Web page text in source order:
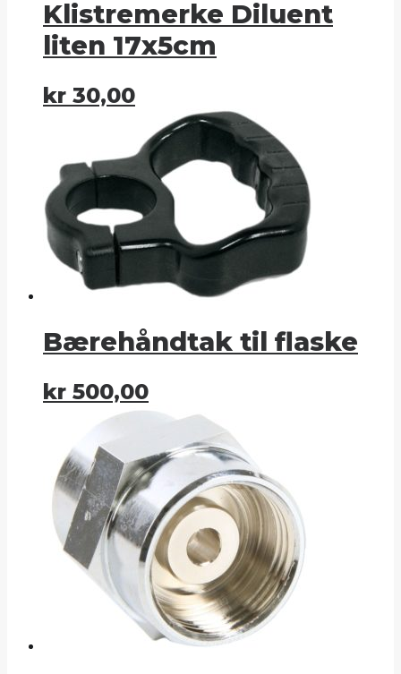
Klistremerke Diluent
liten 17x5cm
kr 30,00
Bærehåndtak til flaske
kr 500,00